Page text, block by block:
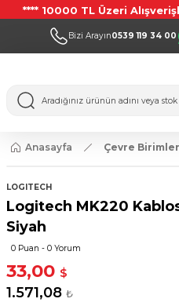
**** 10000 TL Üzeri
Bizi Arayın0539 119 34 00
Anasayfa Çevre
LOGITECH
Logitech MK220
Siyah
0 Puan - 0 Yorum
33,00 $
1.571,08 ₺